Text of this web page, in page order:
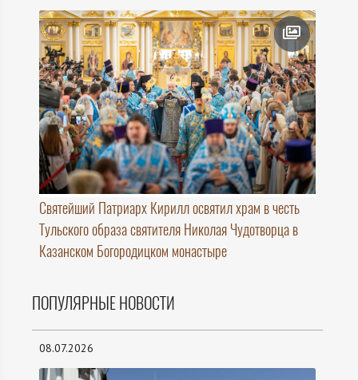
Святейший Патриарх Кирилл освятил храм в честь
Тульского образа святителя Николая Чудотворца в
Казанском Богородицком монастыре
ПОПУЛЯРНЫЕ НОВОСТИ
08.07.2026